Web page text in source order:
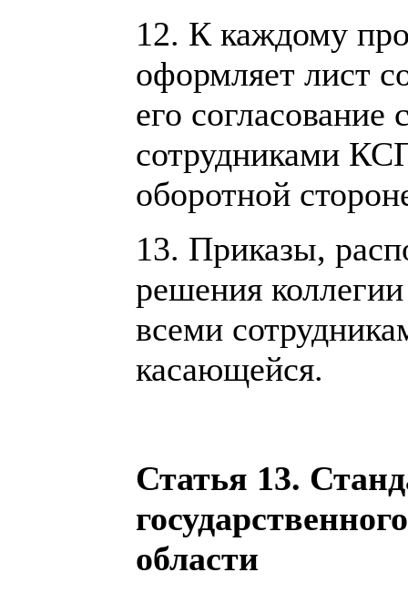
12. К каждому
оформляет лист
его
сотрудниками
оборотной
13. Приказы,
решения
всеми
касающейся.
Статья 13.
области